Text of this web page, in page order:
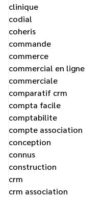
clinique
codial
coheris
commande
commerce
commercial en ligne
commerciale
comparatif crm
compta facile
comptabilite
compte association
conception
connus
construction
crm
crm association